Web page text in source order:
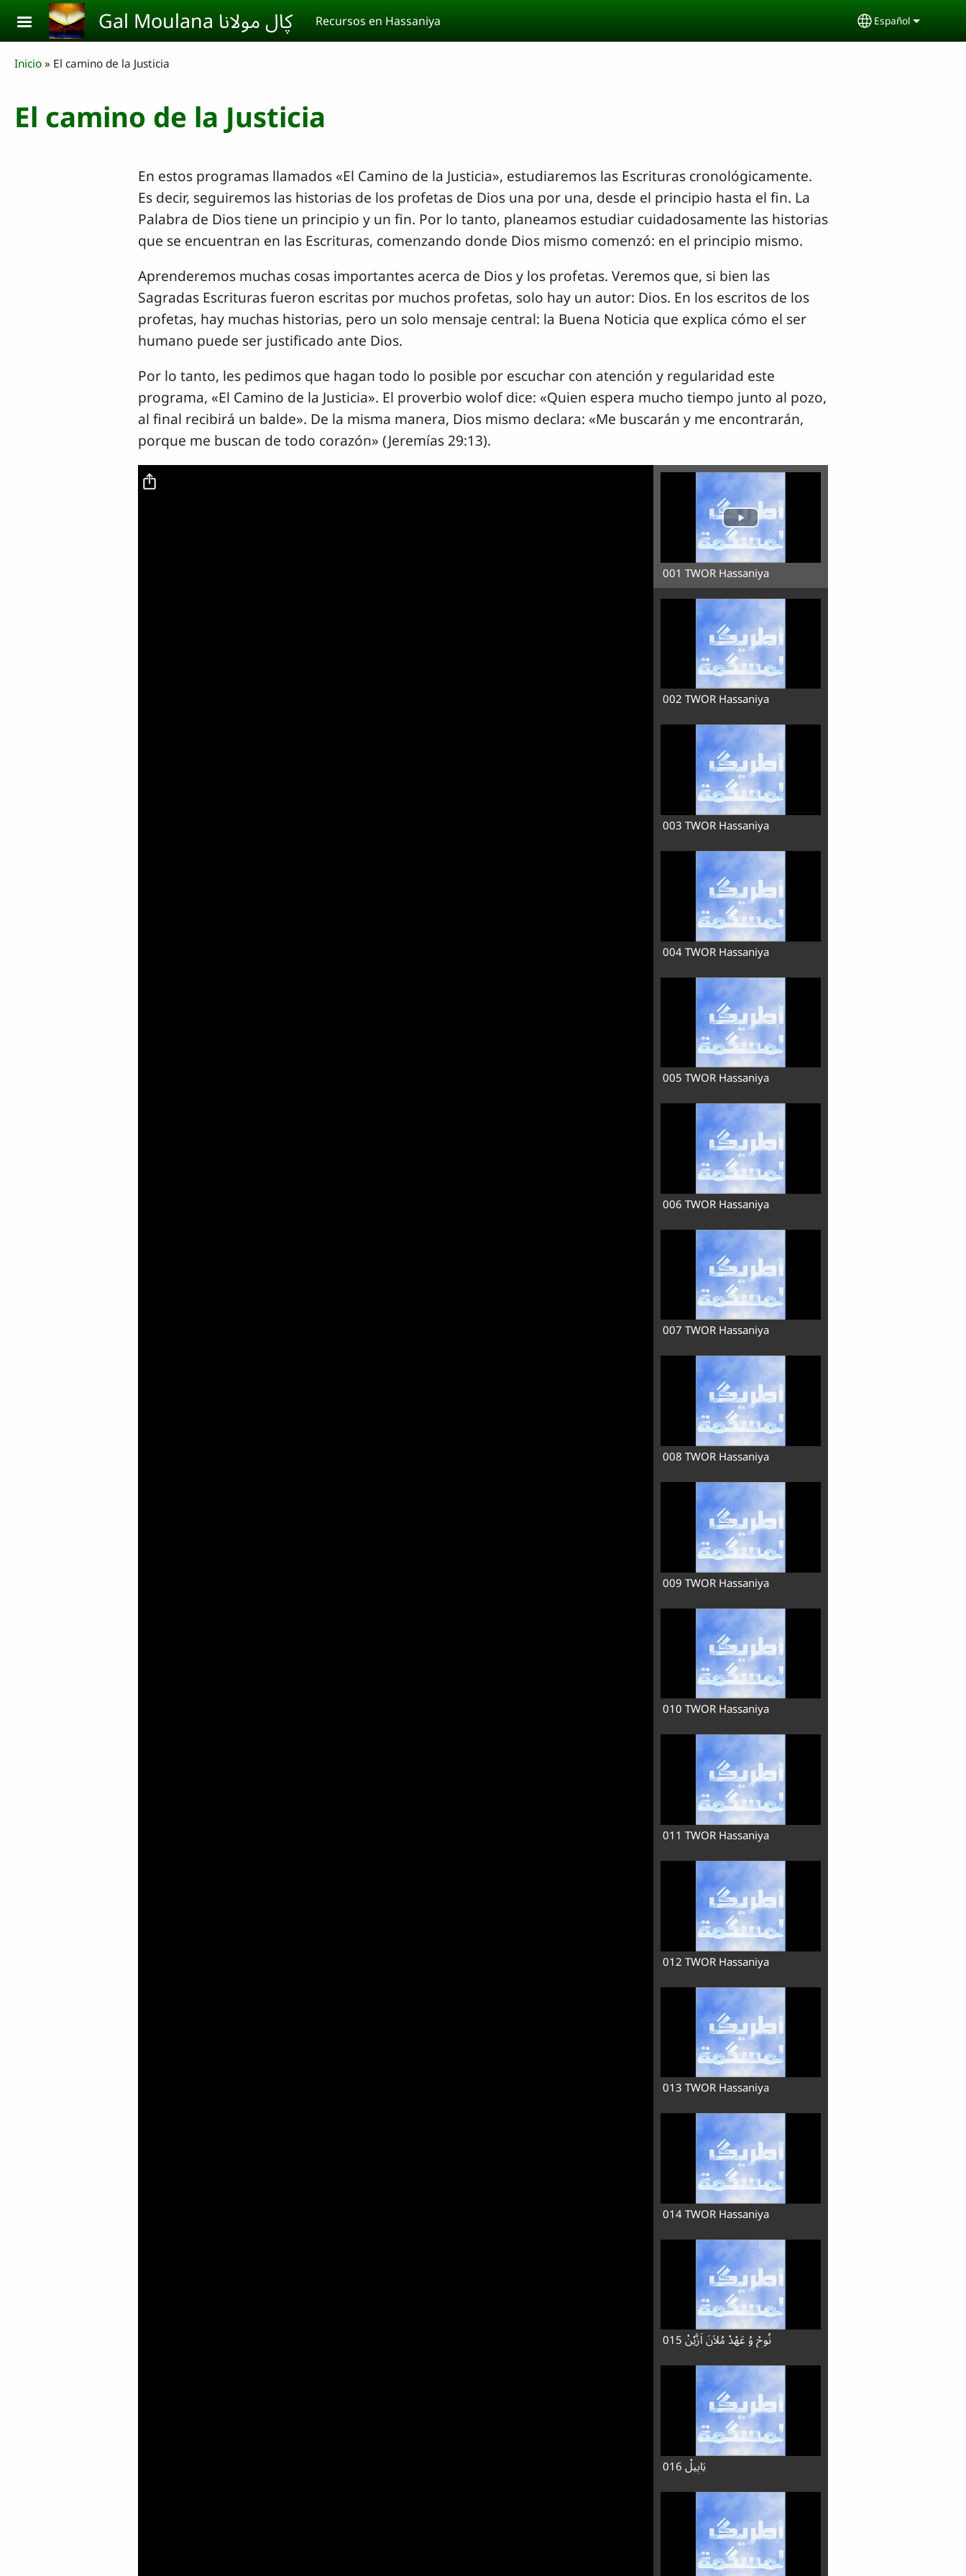
Skip to main content Gal Moulana ڮال مولانا Recursos en Hassaniya Select your
Español
Breadcrumb
Inicio El camino de la Justicia
El camino de la Justicia
En estos programas llamados «El Camino de la Justicia», estudiaremos las Escrituras cronológicamente.
Es decir, seguiremos las historias de los profetas de Dios una por una, desde el principio hasta el fin. La
Palabra de Dios tiene un principio y un fin. Por lo tanto, planeamos estudiar cuidadosamente las historias
que se encuentran en las Escrituras, comenzando donde Dios mismo comenzó: en el principio mismo.
Aprenderemos muchas cosas importantes acerca de Dios y los profetas. Veremos que, si bien las
Sagradas Escrituras fueron escritas por muchos profetas, solo hay un autor: Dios. En los escritos de los
profetas, hay muchas historias, pero un solo mensaje central: la Buena Noticia que explica cómo el ser
humano puede ser justificado ante Dios.
Por lo tanto, les pedimos que hagan todo lo posible por escuchar con atención y regularidad este
programa, «El Camino de la Justicia». El proverbio wolof dice: «Quien espera mucho tiempo junto al pozo,
al final recibirá un balde». De la misma manera, Dios mismo declara: «Me buscarán y me encontrarán,
porque me buscan de todo corazón» (Jeremías 29:13).
001 TWOR Hassaniya
002 TWOR Hassaniya
003 TWOR Hassaniya
004 TWOR Hassaniya
005 TWOR Hassaniya
006 TWOR Hassaniya
007 TWOR Hassaniya
008 TWOR Hassaniya
009 TWOR Hassaniya
010 TWOR Hassaniya
011 TWOR Hassaniya
012 TWOR Hassaniya
013 TWOR Hassaniya
014 TWOR Hassaniya
015 نُوحْ وُ عَهْدْ مُلاَنَ اَزَّيْنْ
016 بَابِيلْ